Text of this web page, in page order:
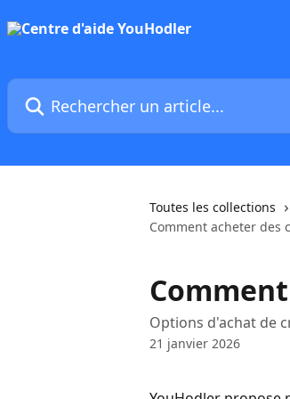
Rechercher un article...
Toutes les collections
Comment acheter des
Options d'achat de
21 janvier 2026